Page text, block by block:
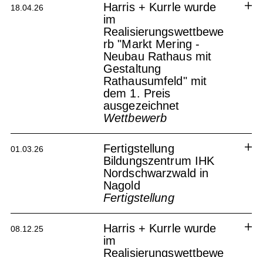
Stöckachplatz in Stuttgart
Quartier Stöckachplatz
18.04.26
Harris + Kurrle wurde
im
Realisierungswettbewe
rb "Markt Mering -
Neubau Rathaus mit
Gestaltung
Rathausumfeld" mit
dem 1. Preis
ausgezeichnet
Wettbewerb
Rathaus Markt Mering
01.03.26
Fertigstellung
Bildungszentrum IHK
Nordschwarzwald in
Nagold
Fertigstellung
Bildungszentrum IHK Nagold
08.12.25
Harris + Kurrle wurde
im
Realisierungswettbewe